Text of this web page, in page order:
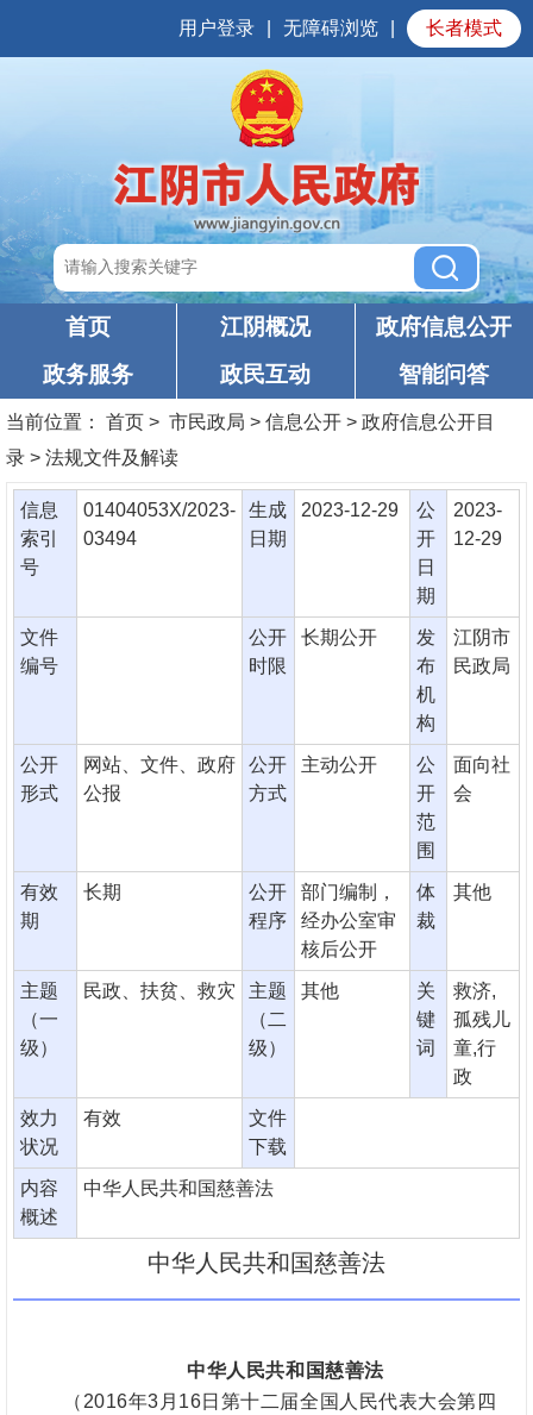
用户登录 无障碍浏览 长者模式
首页 江阴概况
政府信息公开
政务服务
政民互动 智能问答
当前位置： 首页 > 市民政局 > 信息公开 > 政府信息公开目
录 > 法规文件及解读
信息
索引
号
01404053X/2023-
03494
生成
日期
2023-12-29
公
开
日
期
2023-
12-29
文件
编号
公开
时限
长期公开
发
布
机
构
江阴市
民政局
公开
形式
网站、文件、政府
公报
公开
方式
主动公开
公
开
范
围
面向社
会
有效
期
长期
公开
程序
部门编制，
经办公室审
核后公开
体
裁
其他
主题
（一
级）
民政、扶贫、救灾
主题
（二
级）
其他
关
键
词
救济,
孤残儿
童,行
政
效力
状况
有效
文件
下载
内容
概述
中华人民共和国慈善法
中华人民共和国慈善法
中华人民共和国慈善法
（ 2016年3月16日第十二届全国人民代表大会第四